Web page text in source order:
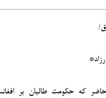
که حکومت طالبان بر